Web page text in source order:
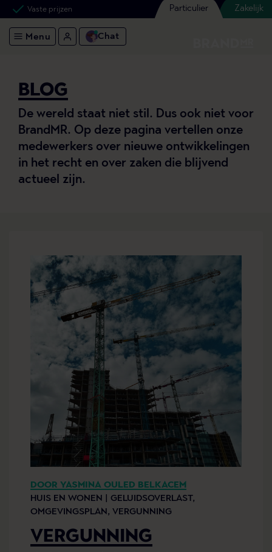
Vaste prijzen Particulier Zakelijk
Menu Chat
BLOG
De wereld staat niet stil. Dus ook niet voor
BrandMR. Op deze pagina vertellen onze
medewerkers over nieuwe ontwikkelingen
in het recht en over zaken die blijvend
actueel zijn.
DOOR YASMINA OULED BELKACEM
HUIS EN WONEN |
GELUIDSOVERLAST,
OMGEVINGSPLAN, VERGUNNING
VERGUNNING